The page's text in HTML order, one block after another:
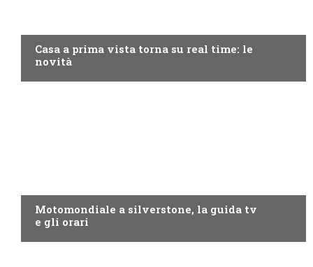
Casa a prima vista torna su real time: le
novità
Motomondiale a silverstone, la guida tv
e gli orari